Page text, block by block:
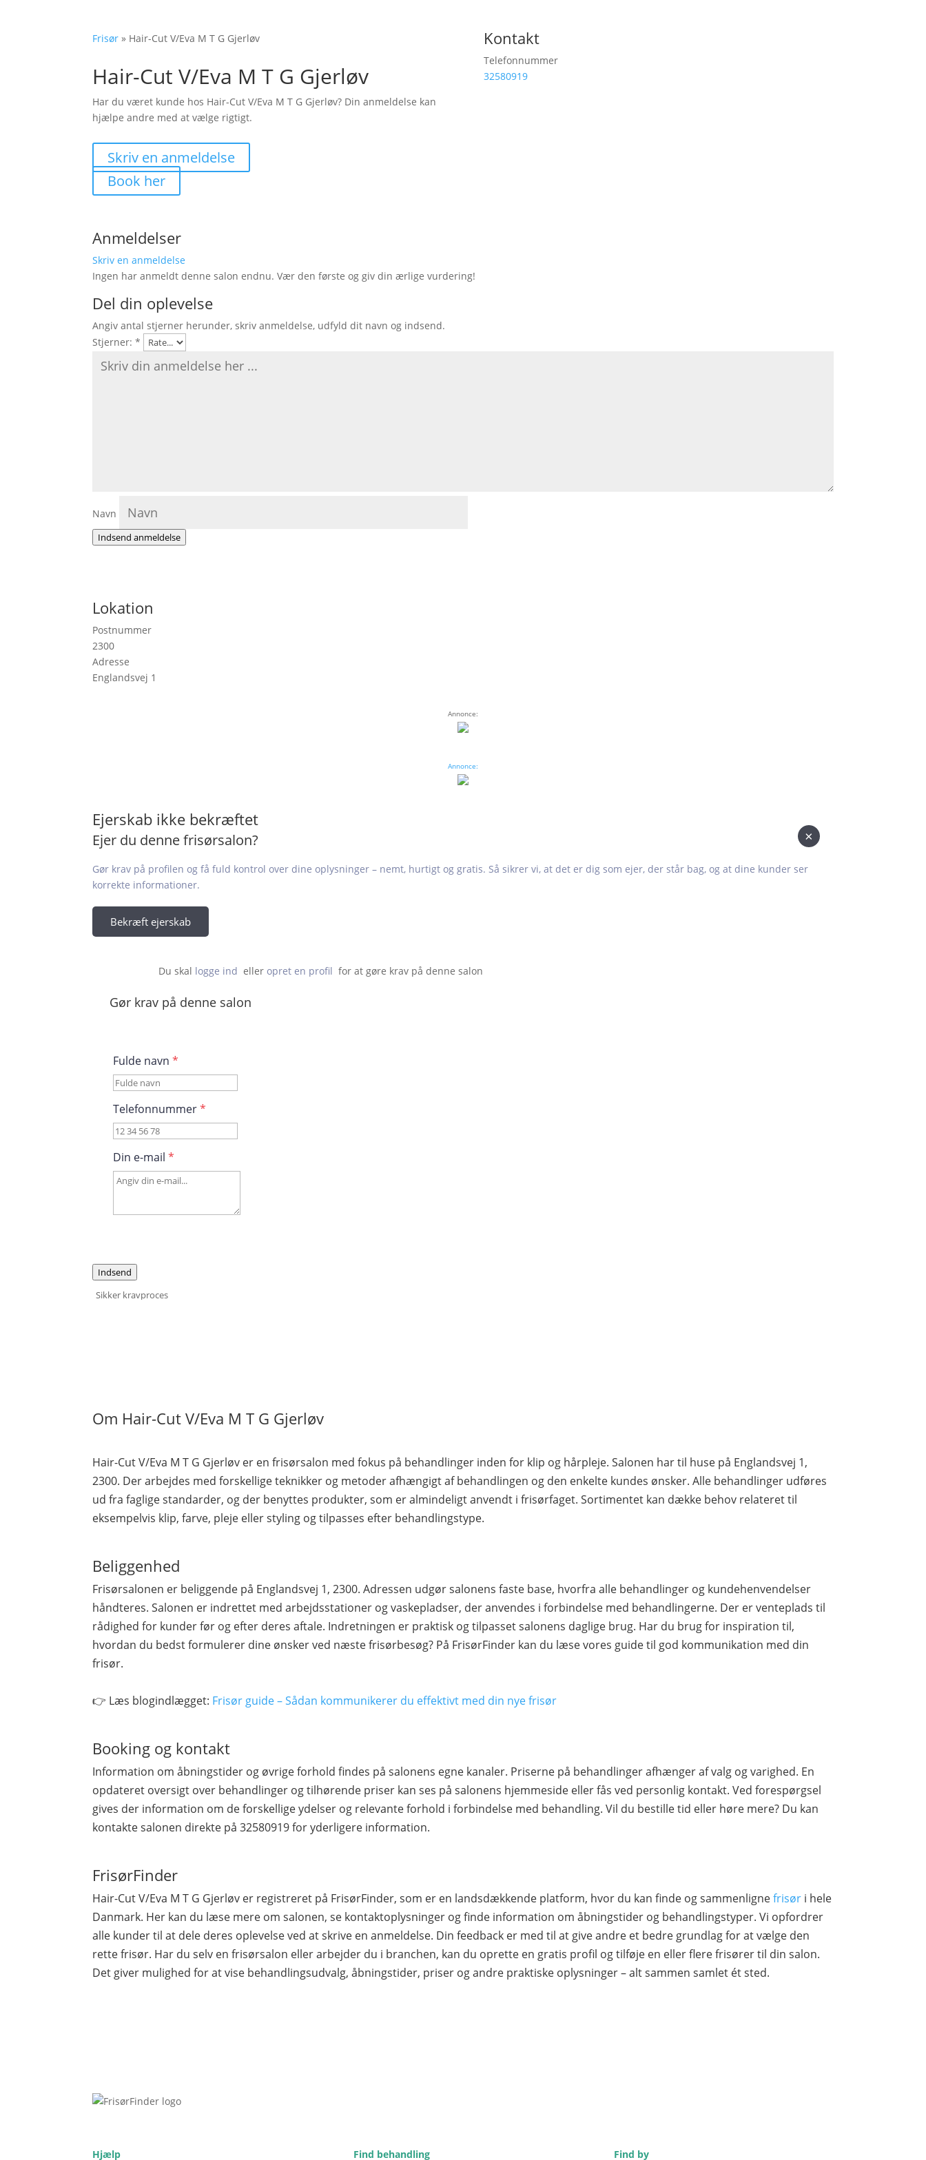
Frisør » Hair-Cut V/Eva M T G Gjerløv
Hair-Cut V/Eva M T G Gjerløv
Har du været kunde hos Hair-Cut V/Eva M T G Gjerløv? Din anmeldelse kan
hjælpe andre med at vælge rigtigt.
Skriv en anmeldelse
Book her
Kontakt
Telefonnummer
32580919
Anmeldelser
Skriv en anmeldelse
Ingen har anmeldt denne salon endnu. Vær den første og giv din ærlige vurdering!
Del din oplevelse
Angiv antal stjerner herunder, skriv anmeldelse, udfyld dit navn og indsend.
Stjerner:*
Navn
Indsend anmeldelse
Lokation
Postnummer
2300
Adresse
Englandsvej 1
Annonce:
Annonce:
Ejerskab ikke bekræftet
Ejer du denne frisørsalon?
Gør krav på profilen og få fuld kontrol over dine oplysninger – nemt, hurtigt og gratis. Så sikrer vi, at det er dig som ejer, der står bag, og at dine kunder ser
korrekte informationer.
Bekræft ejerskab
Du skal logge ind eller opret en profil for at gøre krav på denne salon
Gør krav på denne salon
×
Fulde navn*
Telefonnummer*
Din e-mail*
Indsend
Sikker kravproces
Om Hair-Cut V/Eva M T G Gjerløv
Hair-Cut V/Eva M T G Gjerløv er en frisørsalon med fokus på behandlinger inden for klip og hårpleje. Salonen har til huse på Englandsvej 1,
2300. Der arbejdes med forskellige teknikker og metoder afhængigt af behandlingen og den enkelte kundes ønsker. Alle behandlinger udføres
ud fra faglige standarder, og der benyttes produkter, som er almindeligt anvendt i frisørfaget. Sortimentet kan dække behov relateret til
eksempelvis klip, farve, pleje eller styling og tilpasses efter behandlingstype.
Beliggenhed
Frisørsalonen er beliggende på Englandsvej 1, 2300. Adressen udgør salonens faste base, hvorfra alle behandlinger og kundehenvendelser
håndteres. Salonen er indrettet med arbejdsstationer og vaskepladser, der anvendes i forbindelse med behandlingerne. Der er venteplads til
rådighed for kunder før og efter deres aftale. Indretningen er praktisk og tilpasset salonens daglige brug. Har du brug for inspiration til,
hvordan du bedst formulerer dine ønsker ved næste frisørbesøg? På FrisørFinder kan du læse vores guide til god kommunikation med din
frisør.
👉 Læs blogindlægget: Frisør guide – Sådan kommunikerer du effektivt med din nye frisør
Booking og kontakt
Information om åbningstider og øvrige forhold findes på salonens egne kanaler. Priserne på behandlinger afhænger af valg og varighed. En
opdateret oversigt over behandlinger og tilhørende priser kan ses på salonens hjemmeside eller fås ved personlig kontakt. Ved forespørgsel
gives der information om de forskellige ydelser og relevante forhold i forbindelse med behandling. Vil du bestille tid eller høre mere? Du kan
kontakte salonen direkte på 32580919 for yderligere information.
FrisørFinder
Hair-Cut V/Eva M T G Gjerløv er registreret på FrisørFinder, som er en landsdækkende platform, hvor du kan finde og sammenlignefrisør i hele
Danmark. Her kan du læse mere om salonen, se kontaktoplysninger og finde information om åbningstider og behandlingstyper. Vi opfordrer
alle kunder til at dele deres oplevelse ved at skrive en anmeldelse. Din feedback er med til at give andre et bedre grundlag for at vælge den
rette frisør. Har du selv en frisørsalon eller arbejder du i branchen, kan du oprette en gratis profil og tilføje en eller flere frisører til din salon.
Det giver mulighed for at vise behandlingsudvalg, åbningstider, priser og andre praktiske oplysninger – alt sammen samlet ét sted.
Hjælp Find behandling Find by